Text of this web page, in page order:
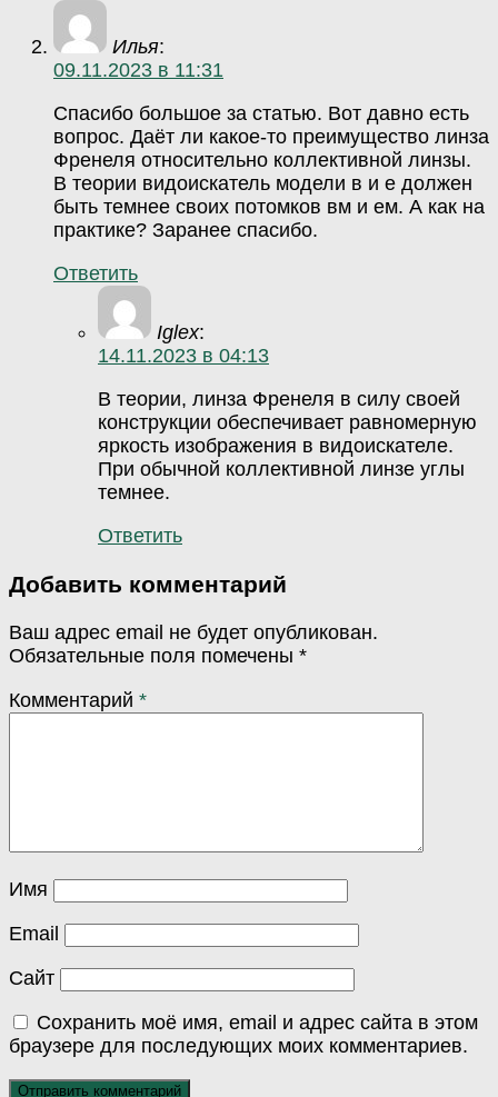
Илья:
09.11.2023 в 11:31
Спасибо большое за статью. Вот давно есть
вопрос. Даёт ли какое-то преимущество линза
Френеля относительно коллективной линзы.
В теории видоискатель модели в и е должен
быть темнее своих потомков вм и ем. А как на
практике? Заранее спасибо.
Ответить
Iglex:
14.11.2023 в 04:13
В теории, линза Френеля в силу своей
конструкции обеспечивает равномерную
яркость изображения в видоискателе.
При обычной коллективной линзе углы
темнее.
Ответить
Добавить комментарий
Ваш адрес email не будет опубликован.
Обязательные поля помечены *
Комментарий *
Имя
Email
Сайт
Сохранить моё имя, email и адрес сайта в этом
браузере для последующих моих комментариев.